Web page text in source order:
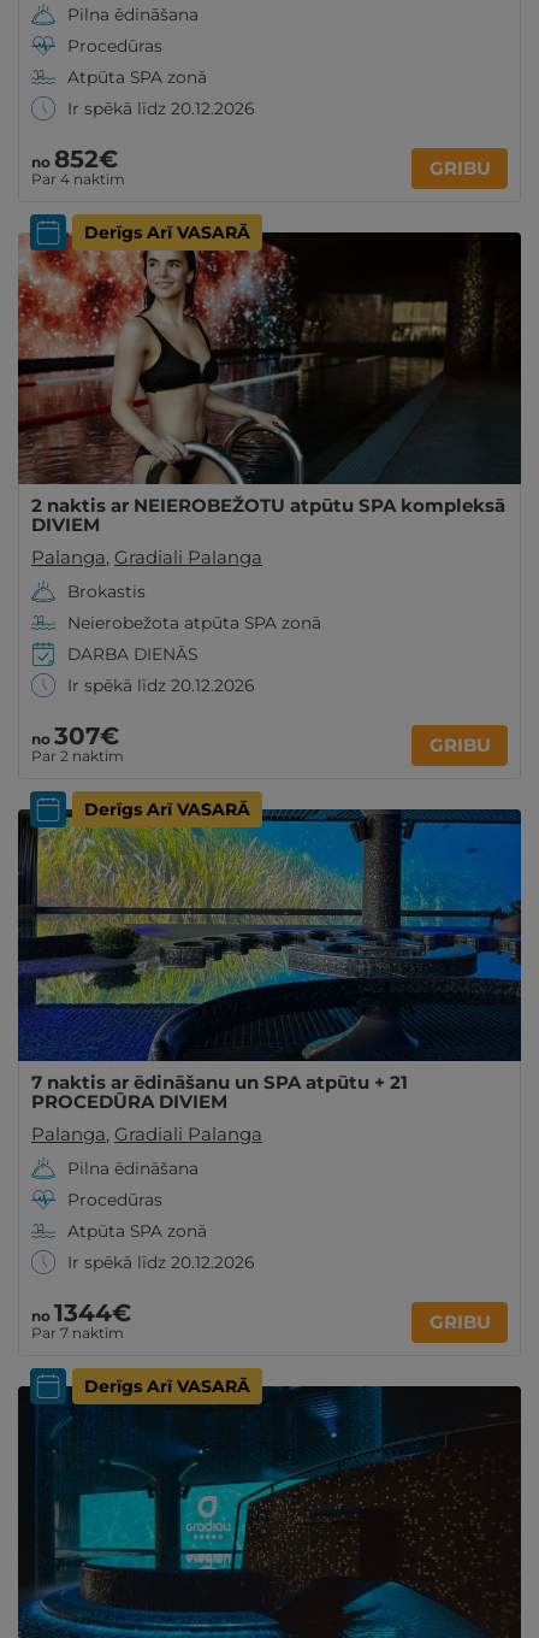
Pilna ēdināšana
Procedūras
Atpūta SPA zonā
Ir spēkā līdz 20.12.2026
no 852€
Par 4 naktīm GRIBU
Derīgs Arī VASARĀ
2 naktis ar NEIEROBEŽOTU atpūtu SPA kompleksā
DIVIEM
Palanga, Gradiali Palanga
Brokastis
Neierobežota atpūta SPA zonā
DARBA DIENĀS
Ir spēkā līdz 20.12.2026
no 307€
Par 2 naktīm GRIBU
Derīgs Arī VASARĀ
7 naktis ar ēdināšanu un SPA atpūtu + 21
PROCEDŪRA DIVIEM
Palanga, Gradiali Palanga
Pilna ēdināšana
Procedūras
Atpūta SPA zonā
Ir spēkā līdz 20.12.2026
no 1344€
Par 7 naktīm GRIBU
Derīgs Arī VASARĀ